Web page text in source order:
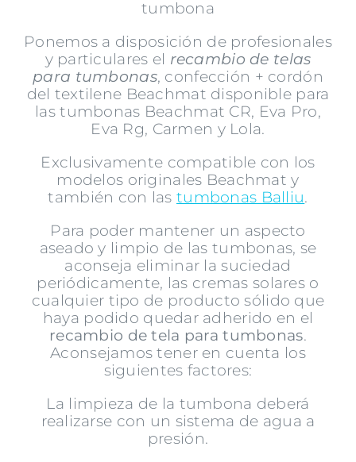
tumbona
Ponemos a disposición de profesionales
y particulares el recambio de telas
para tumbonas, confección + cordón
del textilene Beachmat disponible para
las tumbonas Beachmat CR, Eva Pro,
Eva Rg, Carmen y Lola.
Exclusivamente compatible con los
modelos originales Beachmat y
también con las tumbonas Balliu.
Para poder mantener un aspecto
aseado y limpio de las tumbonas, se
aconseja eliminar la suciedad
periódicamente, las cremas solares o
cualquier tipo de producto sólido que
haya podido quedar adherido en el
recambio de tela para tumbonas.
Aconsejamos tener en cuenta los
siguientes factores:
La limpieza de la tumbona deberá
realizarse con un sistema de agua a
presión.